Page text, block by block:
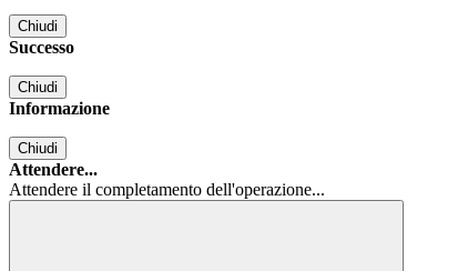
Chiudi
Successo
Chiudi
Informazione
Chiudi
Attendere...
Attendere il completamento dell'operazione...